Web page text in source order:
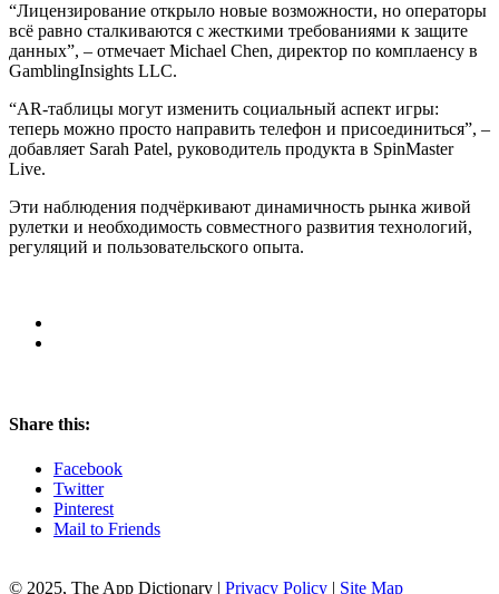
“Лицензирование открыло новые возможности, но операторы
всё равно сталкиваются с жесткими требованиями к защите
данных”, – отмечает Michael Chen, директор по комплаенсу в
GamblingInsights LLC.
“AR‑таблицы могут изменить социальный аспект игры:
теперь можно просто направить телефон и присоединиться”, –
добавляет Sarah Patel, руководитель продукта в SpinMaster
Live.
Эти наблюдения подчёркивают динамичность рынка живой
рулетки и необходимость совместного развития технологий,
регуляций и пользовательского опыта.
Share this:
Facebook
Twitter
Pinterest
Mail to Friends
© 2025, The App Dictionary | Privacy Policy | Site Map